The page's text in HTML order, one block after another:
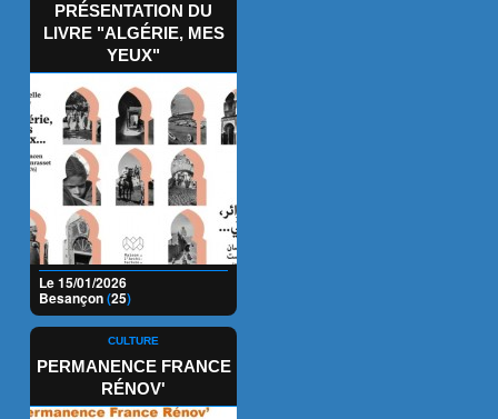
PRÉSENTATION DU
LIVRE "ALGÉRIE, MES
YEUX"
Le 15/01/2026
Besançon(25)
CULTURE
PERMANENCE FRANCE
RÉNOV'